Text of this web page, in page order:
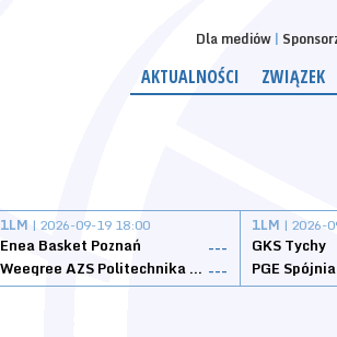
Dla mediów
AKTUALNOŚCI ZWIĄZEK
1LM | 2026-09-19 18:00
Enea Basket Poznań
---
Weegree AZS Politechnika Opolska ---
1LM | 2026-
GKS Tychy
PGE